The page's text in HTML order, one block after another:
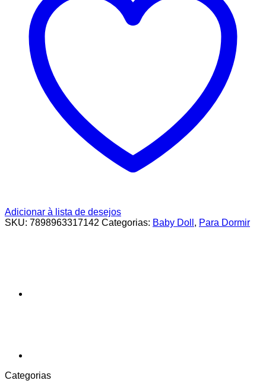
Adicionar à lista de desejos
SKU: 7898963317142 Categorias: Baby Doll , Para Dormir
Categorias